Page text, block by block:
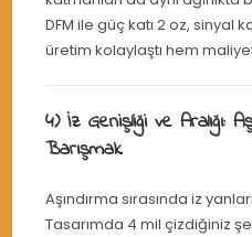
DFM ile güç katı 2 oz, sinyal
üretim kolaylaştı hem
4) İz Genişliği ve Aralığı:
Barışmak
Aşındırma sırasında iz
Tasarımda 4 mil çizdiğiniz